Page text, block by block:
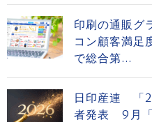
印刷の通販グ
コン顧客満足
で総合第...
日印産連 「
者発表 9月「